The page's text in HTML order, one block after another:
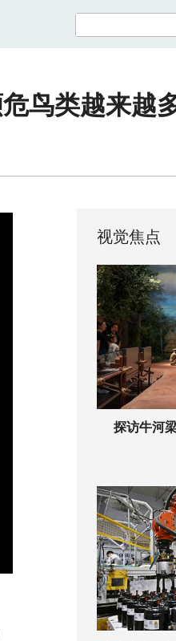
鸟类越来越
视觉焦点
探访牛河